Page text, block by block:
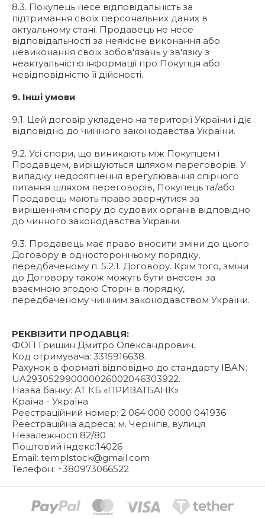
8.3. Покупець несе відповідальність за
підтримання своїх персональних даних в
актуальному стані. Продавець не несе
відповідальності за неякісне виконання або
невиконання своїх зобов'язань у зв'язку з
неактуальністю інформації про Покупця або
невідповідністю її дійсності.
9. Інші умови
9.1. Цей договір укладено на території України і діє
відповідно до чинного законодавства України.
9.2. Усі спори, що виникають між Покупцем і
Продавцем, вирішуються шляхом переговорів. У
випадку недосягнення врегулювання спірного
питання шляхом переговорів, Покупець та/або
Продавець мають право звернутися за
вирішенням спору до судових органів відповідно
до чинного законодавства України.
9.3. Продавець має право вносити зміни до цього
Договору в односторонньому порядку,
передбаченому п. 5.2.1. Договору. Крім того, зміни
до Договору також можуть бути внесені за
взаємною згодою Сторін в порядку,
передбаченому чинним законодавством України.
РЕКВІЗИТИ ПРОДАВЦЯ:
ФОП Гришин Дмитро Олександрович.
Код отримувача: 3315916638.
Рахунок в форматі відповідно до стандарту IBAN:
UA293052990000026002046303922.
Назва банку: АТ КБ «ПРИВАТБАНК»
Країна - Україна
Реестраційний номер: 2 064 000 0000 041936
Реестраційна адреса: м. Чернігів, вулиця
Незалежності 82/80
Поштовий індекс:14026
Email: templstock@gmail.com
Телефон: +380973066522